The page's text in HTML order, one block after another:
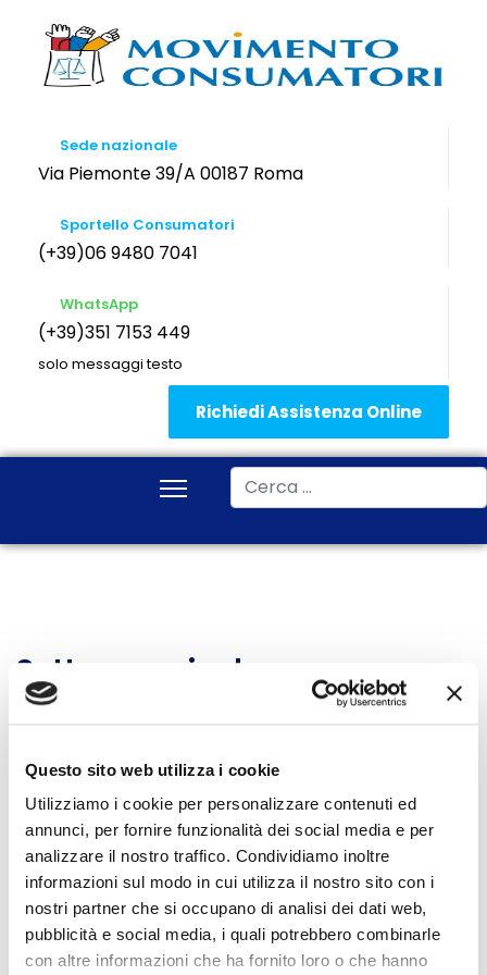
Questo sito web utilizza i cookie
Utilizziamo i cookie per personalizzare contenuti ed
annunci, per fornire funzionalità dei social media e per
analizzare il nostro traffico. Condividiamo inoltre
informazioni sul modo in cui utilizza il nostro sito con i
nostri partner che si occupano di analisi dei dati web,
pubblicità e social media, i quali potrebbero combinarle
con altre informazioni che ha fornito loro o che hanno
Sede nazionale
Via Piemonte 39/A 00187 Roma
Sportello Consumatori
(+39)06 9480 7041
WhatsApp
(+39)351 7153 449
solo messaggi testo
Richiedi Assistenza Online
Cerca
Settore agricolo
Inserisci parte del titolo Filtro
Pulisci
Titolo
Data
pubblicazione
Ritiro proposta riduzione
pesticidi: danno al Green
Deal e alla salute dei
08 Febbraio
2024